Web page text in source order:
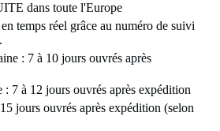
dans toute l'Europe
temps réel grâce au numéro de suivi
: 7 à 10 jours ouvrés après
: 7 à 12 jours ouvrés après expédition
jours ouvrés après expédition (selon